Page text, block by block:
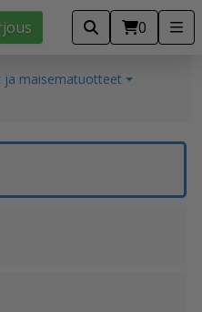
0
ja maisematuotteet